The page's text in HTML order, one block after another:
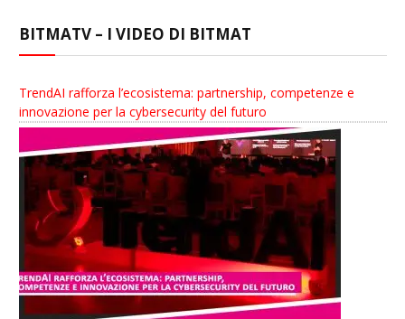
BITMATV – I VIDEO DI BITMAT
TrendAI rafforza l’ecosistema: partnership, competenze e
innovazione per la cybersecurity del futuro